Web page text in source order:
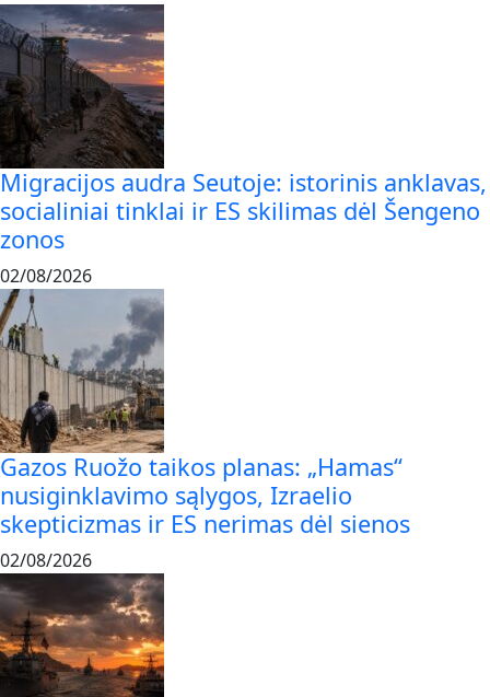
Migracijos audra Seutoje: istorinis anklavas,
socialiniai tinklai ir ES skilimas dėl Šengeno
zonos
02/08/2026
Gazos Ruožo taikos planas: „Hamas“
nusiginklavimo sąlygos, Izraelio
skepticizmas ir ES nerimas dėl sienos
02/08/2026